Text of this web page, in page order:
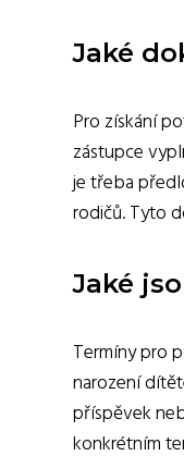
Jaké
Pro získání
zástupce
je třeba
rodičů. Tyto
Jaké
Termíny pro
narození
příspěvek
konkrétním